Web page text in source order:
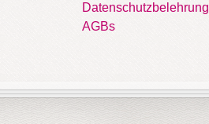
Datenschutzbelehrung
AGBs